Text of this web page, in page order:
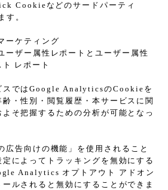
Cookieなどのサードパーティ
す。
ケティング
ザー属性レポートとユーザー属性
レポート
スではGoogle AnalyticsのCookieを
・性別・閲覧履歴・本サービスに関
そ把握するための分析が可能となっ
告向けの機能」を使用されること
によってトラッキングを無効にする
Analytics オプトアウト アドオン
ルされると無効にすることができま